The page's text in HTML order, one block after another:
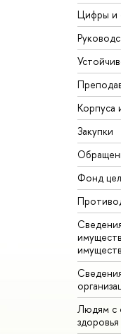
Цифры и
Корпуса
Закупки
Фонд
Людям с
здоровья